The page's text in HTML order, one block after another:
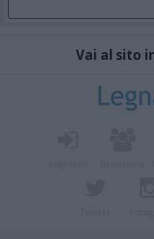
Vai al sito